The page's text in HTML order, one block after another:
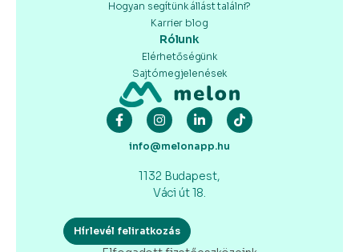
info@melonapp.hu
1132 Budapest,
Váci út 18.
Hogyan segítünk állást találni?
Karrier blog
Rólunk
Elérhetőségünk
Sajtómegjelenések
Hírlevél feliratkozás